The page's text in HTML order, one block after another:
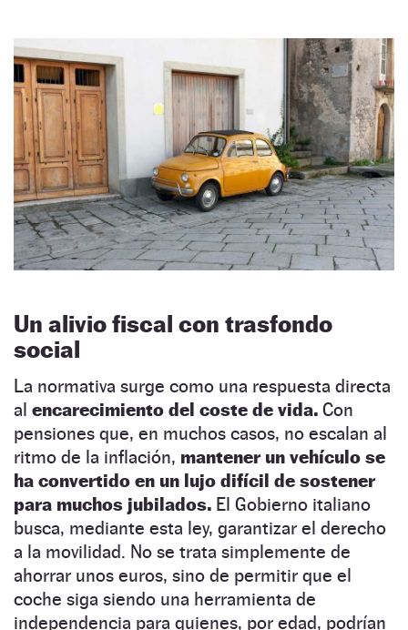
Un alivio fiscal con trasfondo
social
La normativa surge como una respuesta directa
al encarecimiento del coste de vida. Con
pensiones que, en muchos casos, no escalan al
ritmo de la inflación, mantener un vehículo se
ha convertido en un lujo difícil de sostener
para muchos jubilados. El Gobierno italiano
busca, mediante esta ley, garantizar el derecho
a la movilidad. No se trata simplemente de
ahorrar unos euros, sino de permitir que el
coche siga siendo una herramienta de
independencia para quienes, por edad, podrían